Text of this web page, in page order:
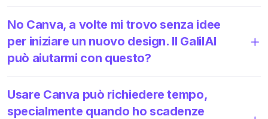
No Canva, a volte mi trovo senza idee
per iniziare un nuovo design. Il GalilAI
può aiutarmi con questo?
Usare Canva può richiedere tempo,
specialmente quando ho scadenze